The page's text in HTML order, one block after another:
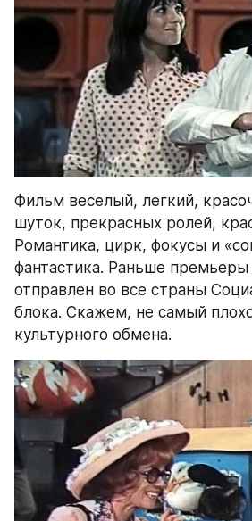
Фильм веселый, легкий,
шуток, прекрасных ролей,
Романтика, цирк, фокусы и
фантастика. Раньше
отправлен во все страны
блока. Скажем, не самый
культурного обмена.